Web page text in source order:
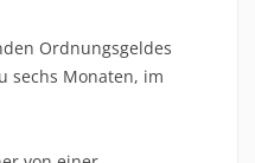
Ordnungsgeldes
sechs Monaten, im